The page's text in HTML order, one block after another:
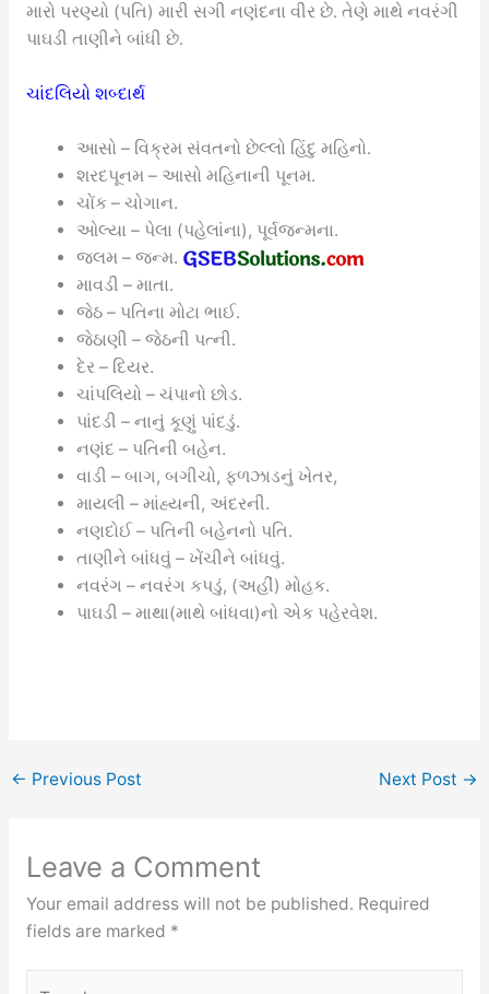
મારો પરણ્યો (પતિ) મારી સગી નણંદના વીર છે. તેણે માથે નવરંગી
પાઘડી તાણીને બાંધી છે.
ચાંદલિયો શબ્દાર્થ
આસો – વિક્રમ સંવતનો છેલ્લો હિંદુ મહિનો.
શરદપૂનમ – આસો મહિનાની પૂનમ.
ચોંક – ચોગાન.
ઓલ્યા – પેલા (પહેલાંના), પૂર્વજન્મના.
જલમ – જન્મ.
માવડી – માતા.
જેઠ – પતિના મોટા ભાઈ.
જેઠાણી – જેઠની પત્ની.
દેર – દિયર.
ચાંપલિયો – ચંપાનો છોડ.
પાંદડી – નાનું કૂણું પાંદડું.
નણંદ – પતિની બહેન.
વાડી – બાગ, બગીચો, ફળઝાડનું ખેતર,
માયલી – માંહ્યની, અંદરની.
નણદોઈ – પતિની બહેનનો પતિ.
તાણીને બાંધવું – ખેંચીને બાંધવું.
નવરંગ – નવરંગ કપડું, (અહીં) મોહક.
પાઘડી – માથા(માથે બાંધવા)નો એક પહેરવેશ.
← Previous Post Next Post →
Leave a Comment
Your email address will not be published. Required
fields are marked *